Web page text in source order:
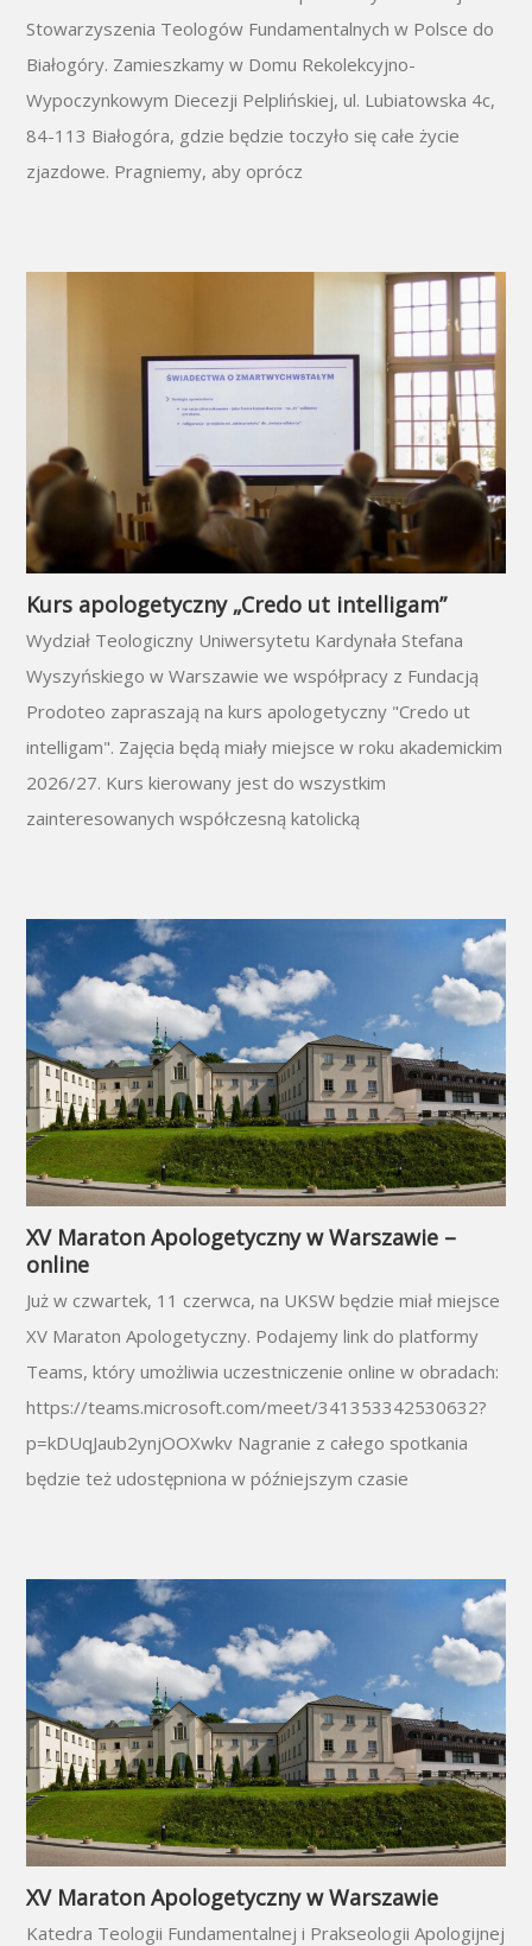
Stowarzyszenia Teologów Fundamentalnych w Polsce do
Białogóry. Zamieszkamy w Domu Rekolekcyjno-
Wypoczynkowym Diecezji Pelplińskiej, ul. Lubiatowska 4c,
84-113 Białogóra, gdzie będzie toczyło się całe życie
zjazdowe. Pragniemy, aby oprócz
Kurs apologetyczny „Credo ut intelligam”
Wydział Teologiczny Uniwersytetu Kardynała Stefana
Wyszyńskiego w Warszawie we współpracy z Fundacją
Prodoteo zapraszają na kurs apologetyczny "Credo ut
intelligam". Zajęcia będą miały miejsce w roku akademickim
2026/27. Kurs kierowany jest do wszystkim
zainteresowanych współczesną katolicką
XV Maraton Apologetyczny w Warszawie –
online
Już w czwartek, 11 czerwca, na UKSW będzie miał miejsce
XV Maraton Apologetyczny. Podajemy link do platformy
Teams, który umożliwia uczestniczenie online w obradach:
https://teams.microsoft.com/meet/341353342530632?
p=kDUqJaub2ynjOOXwkv Nagranie z całego spotkania
będzie też udostępniona w późniejszym czasie
XV Maraton Apologetyczny w Warszawie
Katedra Teologii Fundamentalnej i Prakseologii Apologijnej